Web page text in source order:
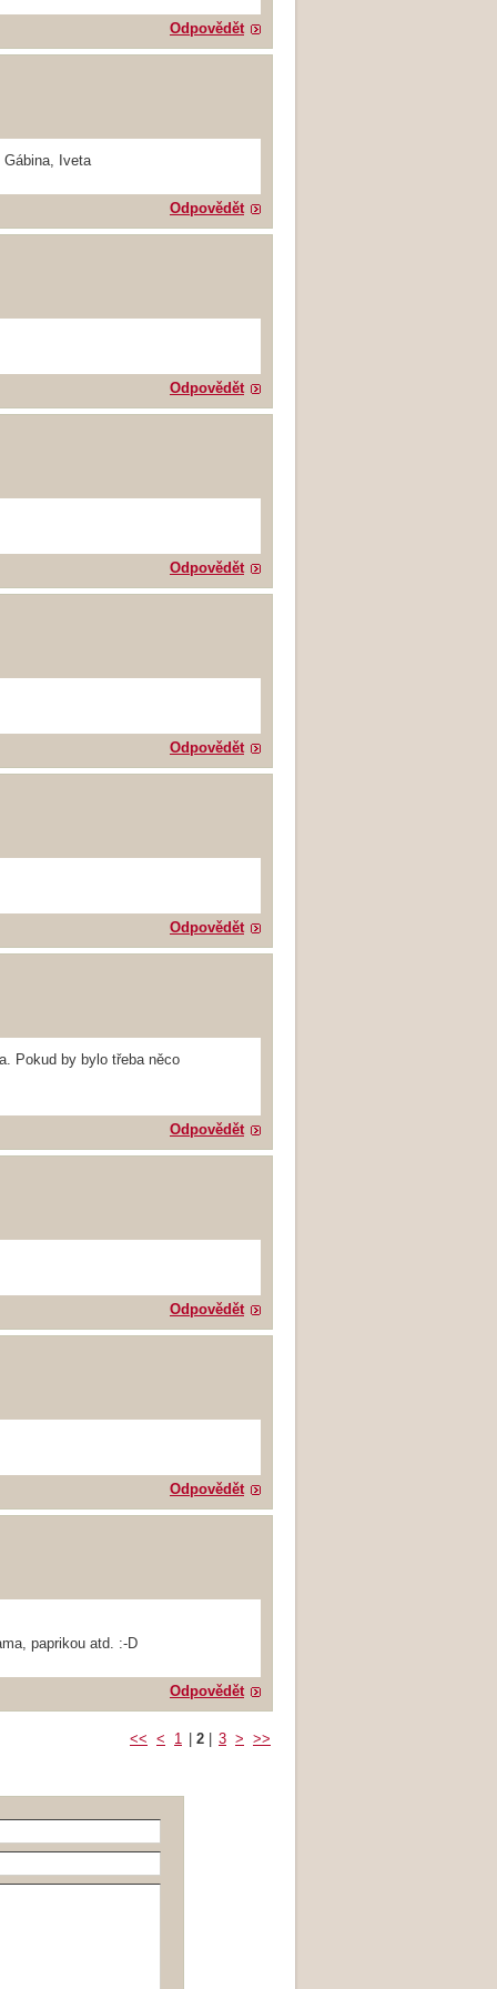
Odpovědět
Iveta
Odpovědět
Odpovědět
Odpovědět
Odpovědět
Odpovědět
Pokud by bylo třeba něco
Odpovědět
Odpovědět
Odpovědět
paprikou atd. :-D
Odpovědět
<< < 1 2 3 > >>